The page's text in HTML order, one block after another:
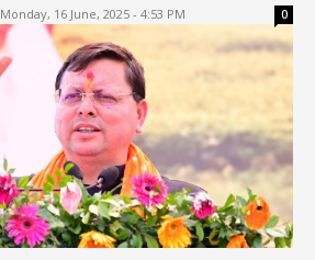
Monday, 16 June, 2025 - 4:53 PM 0